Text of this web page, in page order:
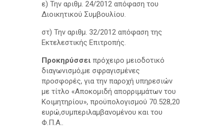
ε) Την αριθμ. 24/2012 απόφαση του
Διοικητικού Συμβουλίου.
στ) Την αριθμ. 32/2012 απόφαση της
Εκτελεστικής Επιτροπής.
Προκηρύσσει πρόχειρο μειοδοτικό
διαγωνισμό,με σφραγισμένες
προσφορές, για την παροχή υπηρεσιών
με τίτλο «Αποκομιδή απορριμμάτων του
Κοιμητηρίου», προϋπολογισμού 70.528,20
ευρώ,συμπεριλαμβανομένου και του
Φ.Π.Α..